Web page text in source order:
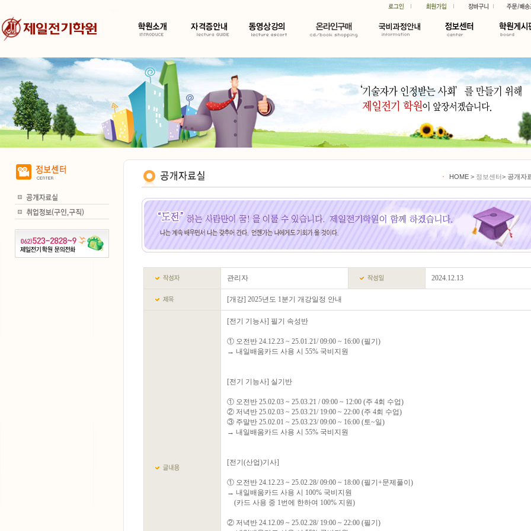
HOME > 정보센터> 공개자
관리자 2024.12.13
[개강] 2025년도 1분기 개강일정 안내
[전기 기능사] 필기 속성반
① 오전반 24.12.23 ~ 25.01.21/ 09:00 ~ 16:00 (필기)
→ 내일배움카드 사용 시 55% 국비지원
[전기 기능사] 실기반
① 오전반 25.02.03 ~ 25.03.21 / 09:00 ~ 12:00 (주 4회 수업)
② 저녁반 25.02.03 ~ 25.03.21/ 19:00 ~ 22:00 (주 4회 수업)
③ 주말반 25.02.01 ~ 25.03.23/ 09:00 ~ 16:00 (토~일)
→ 내일배움카드 사용 시 55% 국비지원
[전기(산업)기사]
① 오전반 24.12.23 ~ 25.02.28/ 09:00 ~ 18:00 (필기+문제풀이)
→ 내일배움카드 사용 시 100% 국비지원
(카드 사용 중 1번에 한하여 100% 지원)
② 저녁반 24.12.09 ~ 25.02.28/ 19:00 ~ 22:00 (필기)